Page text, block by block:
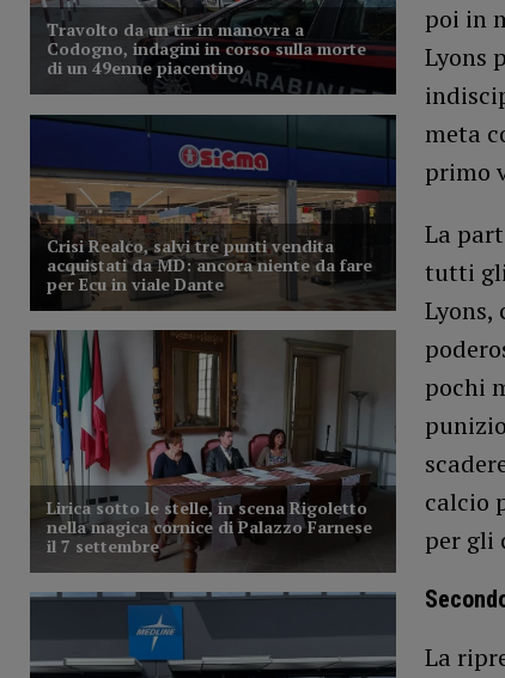
poi in
Lyons
meta
primo
La
tutti gli
Lyons,
pochi
calcio
per gli
La